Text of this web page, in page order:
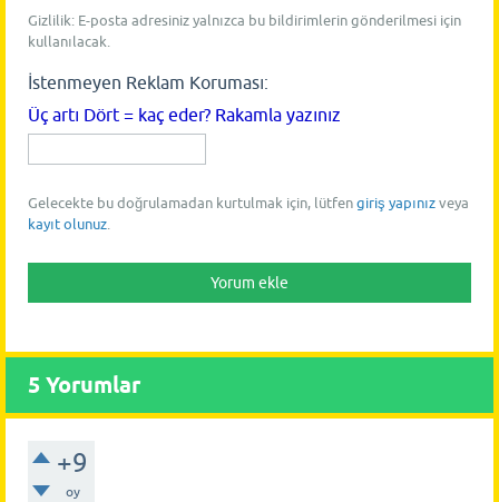
Gizlilik: E-posta adresiniz yalnızca bu bildirimlerin gönderilmesi için
kullanılacak.
İstenmeyen Reklam Koruması:
Üç artı Dört = kaç eder? Rakamla yazınız
Gelecekte bu doğrulamadan kurtulmak için, lütfen giriş yapınız veya
kayıt olunuz.
5 Yorumlar
+9
oy